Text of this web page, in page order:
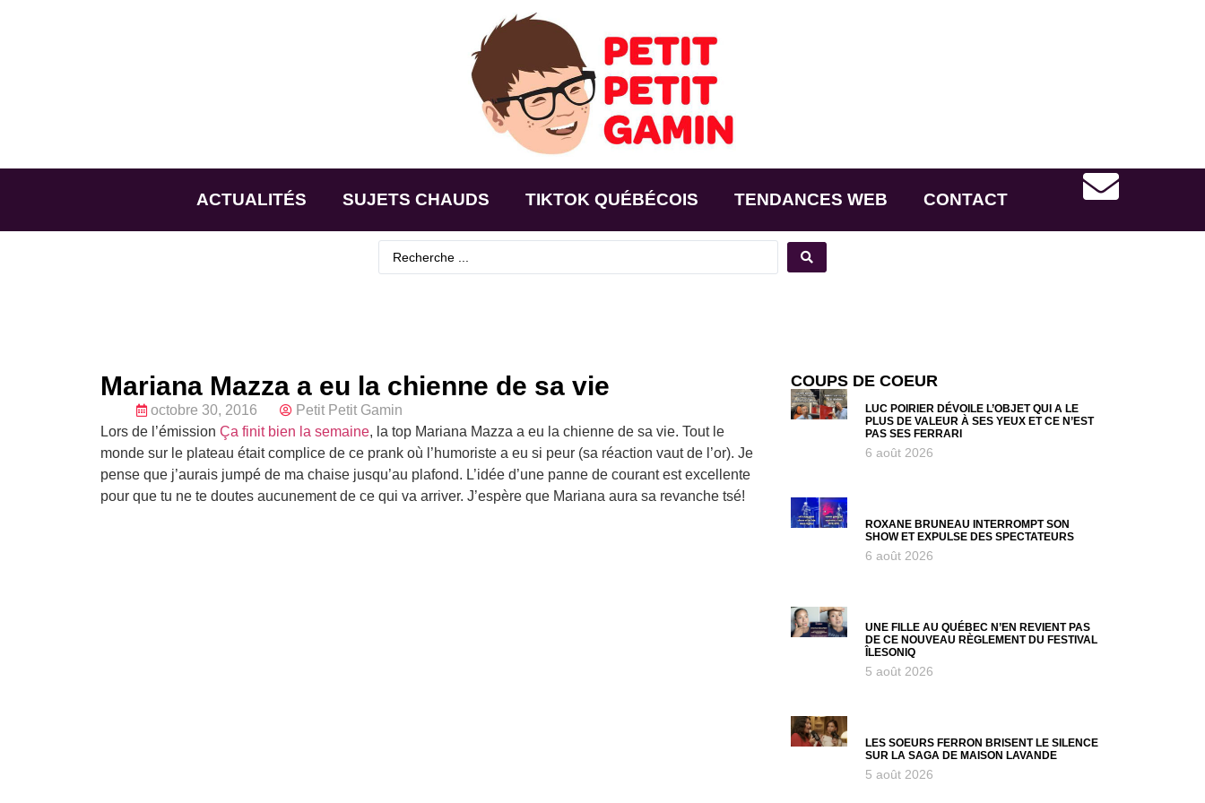
ACTUALITÉS SUJETS CHAUDS TIKTOK QUÉBÉCOIS TENDANCES WEB CONTACT
Mariana Mazza a eu la chienne de sa vie
octobre 30, 2016
Petit Petit Gamin
Lors de l’émission Ça finit bien la semaine, la top Mariana Mazza a eu la chienne de sa vie. Tout le
monde sur le plateau était complice de ce prank où l’humoriste a eu si peur (sa réaction vaut de l’or). Je
pense que j’aurais jumpé de ma chaise jusqu’au plafond. L’idée d’une panne de courant est excellente
pour que tu ne te doutes aucunement de ce qui va arriver. J’espère que Mariana aura sa revanche tsé!
COUPS DE COEUR
LUC POIRIER DÉVOILE L’OBJET QUI A LE
PLUS DE VALEUR À SES YEUX ET CE N’EST
PAS SES FERRARI
6 août 2026
ROXANE BRUNEAU INTERROMPT SON
SHOW ET EXPULSE DES SPECTATEURS
6 août 2026
UNE FILLE AU QUÉBEC N’EN REVIENT PAS
DE CE NOUVEAU RÈGLEMENT DU FESTIVAL
ÎLESONIQ
5 août 2026
LES SOEURS FERRON BRISENT LE SILENCE
SUR LA SAGA DE MAISON LAVANDE
5 août 2026